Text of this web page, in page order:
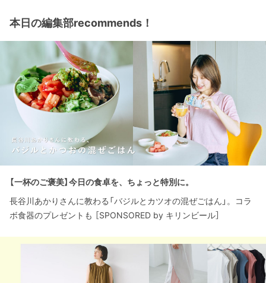
本日の編集部recommends！
【一杯のご褒美】今日の食卓を、ちょっと特別に。
長谷川あかりさんに教わる「バジルとカツオの混ぜごはん」。コラ
ボ食器のプレゼントも ［SPONSORED by キリンビール］